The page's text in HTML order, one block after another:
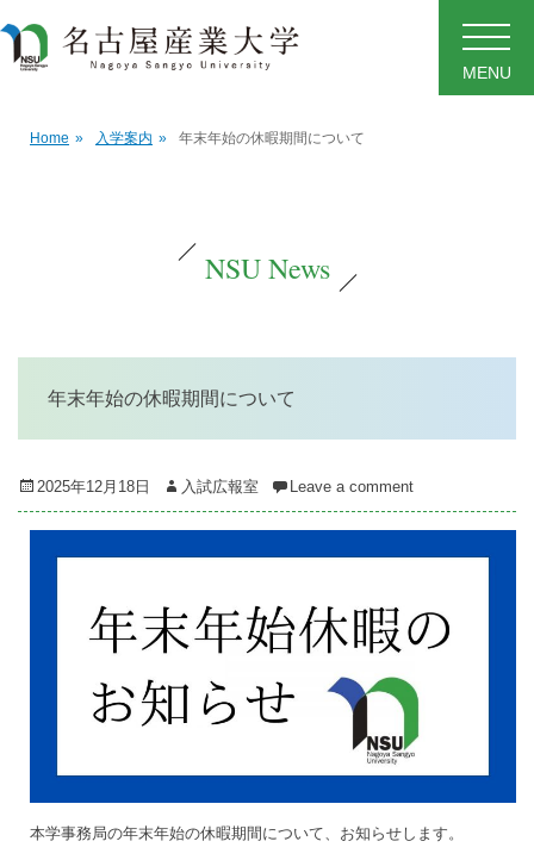
MENU
Home » 入学案内 » 年末年始の休暇期間について
NSU News
年末年始の休暇期間について
Posted
on
2025年12月18日 Author
入試広報室 Leave a comment
本学事務局の年末年始の休暇期間について、お知らせします。